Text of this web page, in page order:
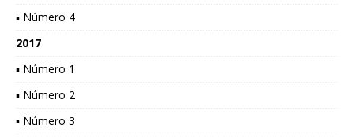
▪ Número 4
2017
▪ Número 1
▪ Número 2
▪ Número 3